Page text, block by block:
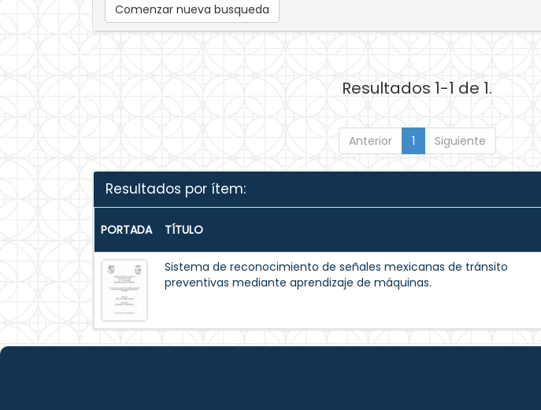
Comenzar nueva busqueda
Resultados 1-1 de 1.
Anterior 1 Siguiente
Resultados por ítem:
PORTADA TÍTULO
Sistema de reconocimiento de señales mexicanas de tránsito
preventivas mediante aprendizaje de máquinas.